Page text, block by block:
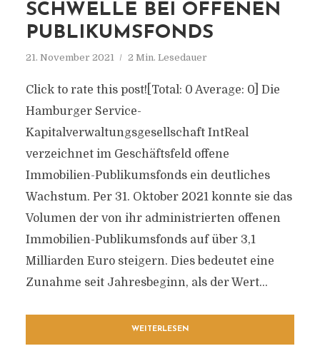
SCHWELLE BEI OFFENEN
PUBLIKUMSFONDS
21. November 2021 2 Min. Lesedauer
Click to rate this post![Total: 0 Average: 0] Die
Hamburger Service-
Kapitalverwaltungsgesellschaft IntReal
verzeichnet im Geschäftsfeld offene
Immobilien-Publikumsfonds ein deutliches
Wachstum. Per 31. Oktober 2021 konnte sie das
Volumen der von ihr administrierten offenen
Immobilien-Publikumsfonds auf über 3,1
Milliarden Euro steigern. Dies bedeutet eine
Zunahme seit Jahresbeginn, als der Wert...
WEITERLESEN